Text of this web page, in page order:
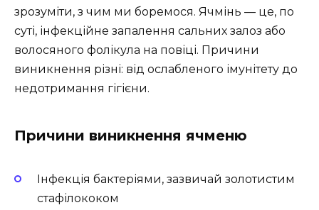
зрозуміти, з чим ми боремося. Ячмінь — це, по
суті, інфекційне запалення сальних залоз або
волосяного фолікула на повіці. Причини
виникнення різні: від ослабленого імунітету до
недотримання гігієни.
Причини виникнення ячменю
Інфекція бактеріями, зазвичай золотистим
стафілококом